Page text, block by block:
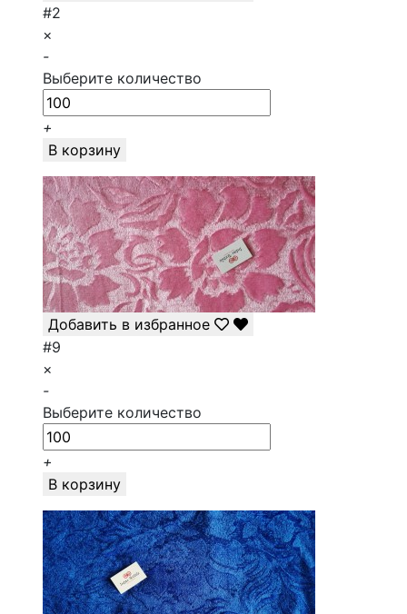
#2
×
-
Выберите количество
+
В корзину
Добавить в избранное
#9
×
-
Выберите количество
+
В корзину